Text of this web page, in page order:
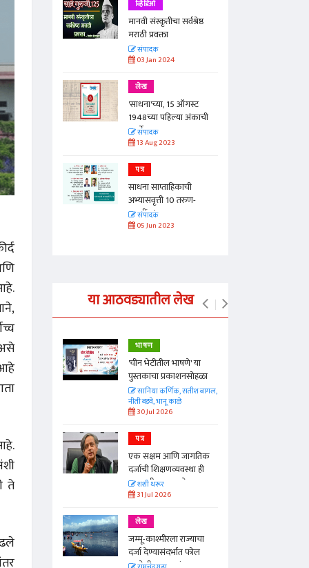
ते
व्हिडिओ
मानवी संस्कृतीचा सर्वश्रेष्ठ
मराठी प्रवक्ता
संपादक
03 Jan 2024
लेख
'साधना'च्या, 15 ऑगस्ट
1948च्या पहिल्या अंकाची
पुनर्भेट
संपादक
13 Aug 2023
पत्र
साधना साप्ताहिकाची
अभ्यासवृत्ती 10 तरुण-
तरुणींना!
संपादक
05 Jun 2023
या आठवड्यातील लेख
जपणारी
मान्यवर
भाषण
'चीन भेटीतील भाषणे' या
पुस्तकाचा प्रकाशनसोहळा
सानिया कर्णिक, सतीश बागल,
नीती बडवे, भानू काळे
30 Jul 2026
पत्र
एक सक्षम आणि जागतिक
दर्जाची शिक्षणव्यवस्था ही
काळाची गरज आहे
शशी थरूर
31 Jul 2026
लेख
जम्मू-काश्मीरला राज्याचा
दर्जा देण्यासंदर्भात फोल